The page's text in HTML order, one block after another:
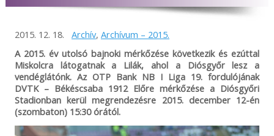
2015. 12. 18. Archív, Archívum – 2015.
A 2015. év utolsó bajnoki mérkőzése következik és ezúttal
Miskolcra látogatnak a Lilák, ahol a Diósgyőr lesz a
vendéglátónk. Az OTP Bank NB I Liga 19. fordulójának
DVTK – Békéscsaba 1912 Előre mérkőzése a Diósgyőri
Stadionban kerül megrendezésre 2015. december 12-én
(szombaton) 15:30 órától.